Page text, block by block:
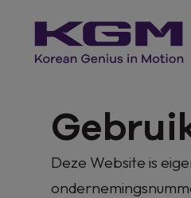
Deze Website is